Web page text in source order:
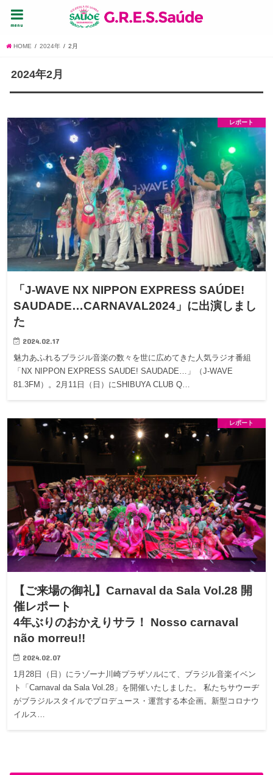
menu
HOME 2024年 2月
2024年2月
レポート
「J-WAVE NX NIPPON EXPRESS SAÚDE!
SAUDADE…CARNAVAL2024」に出演しまし
た
2024.02.17
魅力あふれるブラジル音楽の数々を世に広めてきた人気ラジオ番組
「NX NIPPON EXPRESS SAUDE! SAUDADE…」（J-WAVE
81.3FM）。2月11日（日）にSHIBUYA CLUB Q…
レポート
【ご来場の御礼】Carnaval da Sala Vol.28 開
催レポート
4年ぶりのおかえりサラ！ Nosso carnaval
não morreu!!
2024.02.07
1月28日（日）にラゾーナ川崎プラザソルにて、ブラジル音楽イベン
ト「Carnaval da Sala Vol.28」を開催いたしました。 私たちサウーヂ
がブラジルスタイルでプロデュース・運営する本企画。新型コロナウ
イルス…